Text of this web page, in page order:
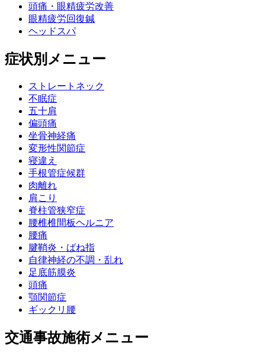
頭痛・眼精疲労改善
眼精疲労回復鍼
ヘッドスパ
症状別メニュー
ストレートネック
不眠症
五十肩
偏頭痛
坐骨神経痛
変形性関節症
寝違え
手根管症候群
肉離れ
肩こり
脊柱管狭窄症
腰椎椎間板ヘルニア
腰痛
腱鞘炎・ばね指
自律神経の不調・乱れ
足底筋膜炎
頭痛
顎関節症
ギックリ腰
交通事故施術メニュー